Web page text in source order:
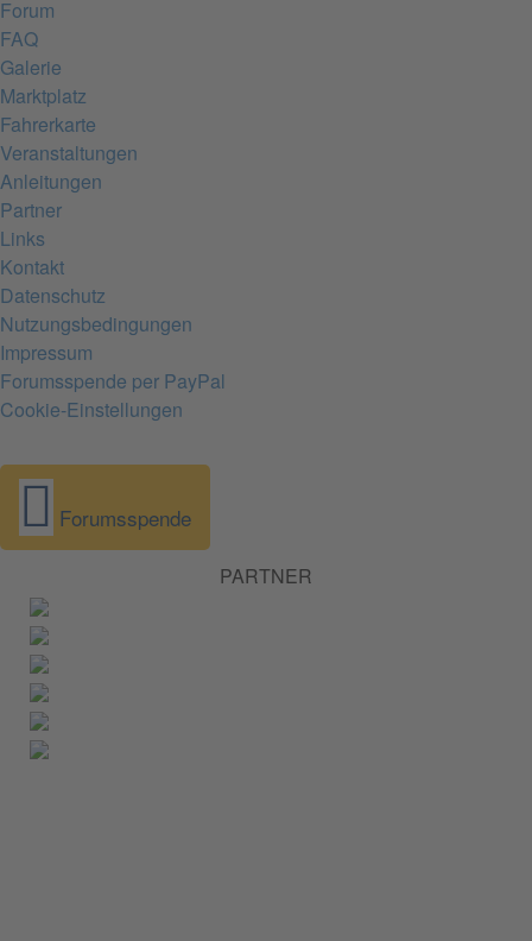
Forum
FAQ
Galerie
Marktplatz
Fahrerkarte
Veranstaltungen
Anleitungen
Partner
Links
Kontakt
Datenschutz
Nutzungsbedingungen
Impressum
Forumsspende per PayPal
Cookie-Einstellungen
Forumsspende
PARTNER